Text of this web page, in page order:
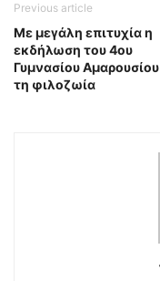
Previous article
Με μεγάλη επιτυχία η
εκδήλωση του 4ου
Γυμνασίου Αμαρουσίου
τη φιλοζωία